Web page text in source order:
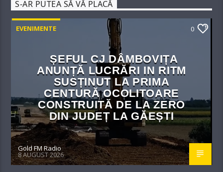
S-AR PUTEA SĂ VĂ PLACĂ
EVENIMENTE 0
ȘEFUL CJ DÂMBOVIȚA
ANUNȚĂ LUCRĂRI IN RITM
SUSȚINUT LA PRIMA
CENTURĂ OCOLITOARE
CONSTRUITĂ DE LA ZERO
DIN JUDEȚ LA GĂEȘTI
Gold FM Radio
8 AUGUST 2026